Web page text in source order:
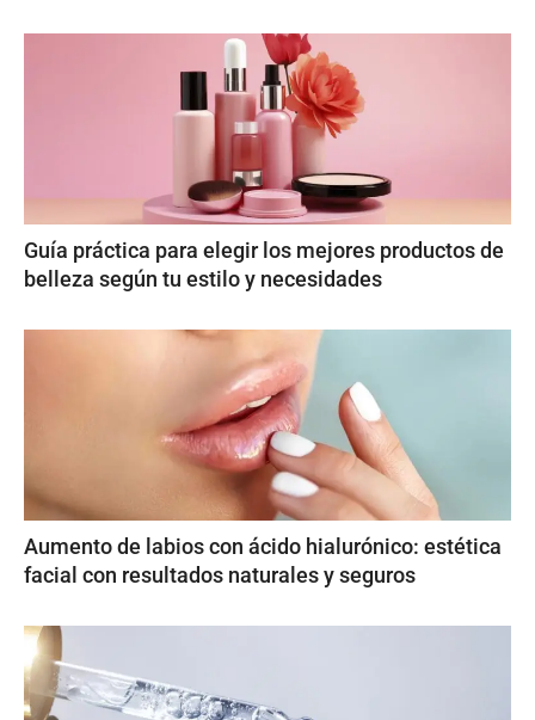
Guía práctica para elegir los mejores productos de
belleza según tu estilo y necesidades
Aumento de labios con ácido hialurónico: estética
facial con resultados naturales y seguros